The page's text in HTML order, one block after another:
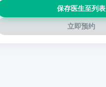
保存医生至列表
立即预约